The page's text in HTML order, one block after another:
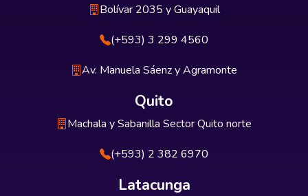
Bolívar 2035 y Guayaquil
(+593) 3 299 4560
Av. Manuela Sáenz y Agramonte
Quito
Machala y Sabanilla Sector Quito norte
(+593) 2 382 6970
Latacunga